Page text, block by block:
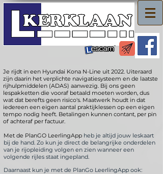
Je rijdt in een Hyundai Kona N-Line uit 2022. Uiteraard
zijn daarin het verplichte navigatiesysteem en de laatste
rijhulpmiddelen (ADAS) aanwezig. Bij ons geen
lespakketten die vooraf betaald moeten worden, dus
wat dat berefts geen risico's. Maatwerk houdt in dat
iedereen een eigen aantal praktijklessen op een eigen
tempo nodig heeft. Betalingen kunnen contant, per pin
of achteraf per factuur.
Met de PlanGO LeerlingApp heb je altijd jouw leskaart
bij de hand. Zo kun je direct de belangrijke onderdelen
van je rijopleiding volgen en zien wanneer een
volgende rijles staat ingepland.
Daarnaast kun je met de PlanGo LeerlingApp ook: